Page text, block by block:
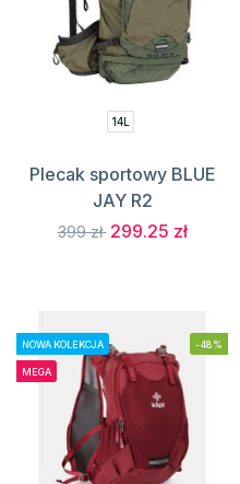
14L
Plecak sportowy BLUE
JAY R2
399 zł 299.25 zł
NOWA KOLEKCJA
MEGA
-48%